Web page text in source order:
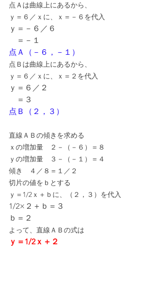
点Ａは曲線上にあるから、
ｙ＝６／ｘに、ｘ＝－６を代入
ｙ＝－６／６
＝－１
点Ａ（－６，－１）
点Ｂは曲線上にあるから、
ｙ＝６／ｘに、ｘ＝２を代入
ｙ＝６／２
＝３
点Ｂ（２，３）
直線ＡＢの傾きを求める
ｘの増加量　２－（－６）＝８
ｙの増加量　３－（－１）＝４
傾き　４／８＝１／２
切片の値をｂとする
ｙ＝1/2ｘ＋ｂに、（２，３）を代入
1/2×２＋ｂ＝３
ｂ＝２
よって、直線ＡＢの式は
ｙ＝1/2ｘ＋２